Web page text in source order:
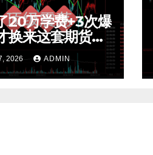
20万学费+3次爆
换来这套期货震
系统，今天免费
心逻辑
2026 ADMIN